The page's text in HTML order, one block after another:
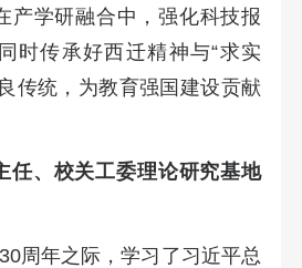
产学研融合中，强化科技报
时传承好西迁精神与“求实
传统，为教育强国建设贡献
任、校关工委理论研究基地
周年之际，学习了习近平总